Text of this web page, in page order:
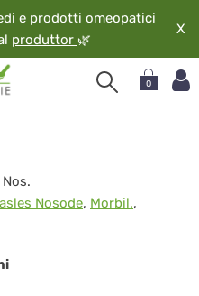
e prodotti omeopatici
produttor 🌿
X
0
Nosode, Morbil.,